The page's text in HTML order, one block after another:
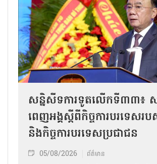
សន្និសីទការទូតលើកទី៣៣៖
ពេញអង្គស្តីពីកិច្ច​ការបរទេសរ
និងកិច្ច​ការបរទេសប្រជាជន
05/08/2026 ព័ត៌មាន